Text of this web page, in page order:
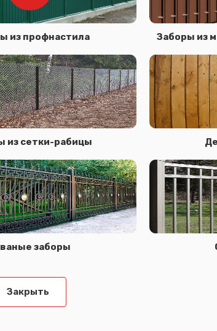
из профнастила Заборы из
из сетки-рабицы
заборы
Закрыть